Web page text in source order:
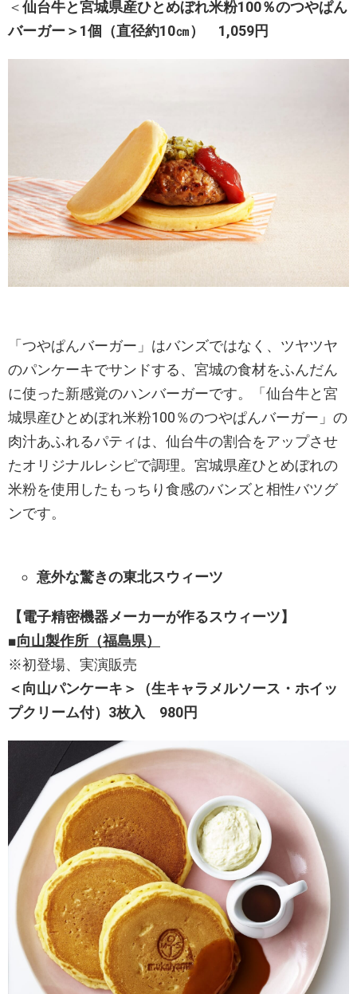
＜仙台牛と宮城県産ひとめぼれ米粉100％のつやぱん
バーガー＞1個（直径約10㎝） 1,059円
「つやぱんバーガー」はバンズではなく、ツヤツヤ
のパンケーキでサンドする、宮城の食材をふんだん
に使った新感覚のハンバーガーです。「仙台牛と宮
城県産ひとめぼれ米粉100％のつやぱんバーガー」の
肉汁あふれるパティは、仙台牛の割合をアップさせ
たオリジナルレシピで調理。宮城県産ひとめぼれの
米粉を使用したもっちり食感のバンズと相性バツグ
ンです。
意外な驚きの東北スウィーツ
【電子精密機器メーカーが作るスウィーツ】
■向山製作所（福島県）
※初登場、実演販売
＜向山パンケーキ＞（生キャラメルソース・ホイッ
プクリーム付）3枚入 980円